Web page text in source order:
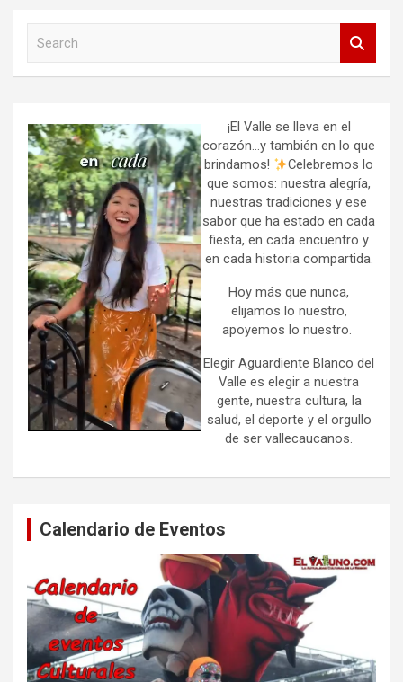
h
¡El Valle se lleva en el
corazón…y también en lo que
brindamos!
Celebremos lo
que somos: nuestra alegría,
nuestras tradiciones y ese
sabor que ha estado en cada
fiesta, en cada encuentro y
en cada historia compartida.
Hoy más que nunca,
elijamos lo nuestro,
apoyemos lo nuestro.
Elegir Aguardiente Blanco del
Valle es elegir a nuestra
gente, nuestra cultura, la
salud, el deporte y el orgullo
de ser vallecaucanos.
Calendario de Eventos